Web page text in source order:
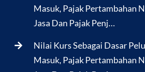
Masuk, Pajak Pertambahan
Jasa Dan Pajak Penj…
Nilai Kurs Sebagai Dasar
Masuk, Pajak Pertambahan